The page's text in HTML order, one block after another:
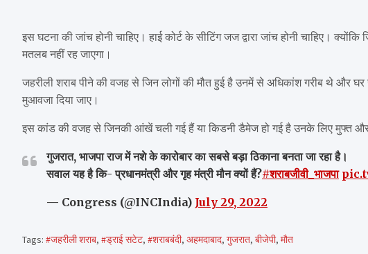
इस घटना की जांच होनी चाहिए। हाई कोर्ट के सीटिंग जज द्वारा जांच होनी चाहिए।
मतलब नहीं रह जाएगा।
जहरीली शराब पीने की वजह से जिन लोगों की मौत हुई है उनमें से अधिकांश गरीब थे और घर
मुआवजा दिया जाए।
इस कांड की वजह से जिनकी आंखें चली गई हैं या किडनी डैमेज हो गई है उनके लिए मुफ्त और
गुजरात, भाजपा राज में नशे के कारोबार का सबसे बड़ा ठिकाना बनता जा रहा है।
सवाल यह है कि- प्रधानमंत्री और गृह मंत्री मौन क्यों हैं?#शराबजीवी_भाजपा
— Congress (@INCIndia) July 29, 2022
Tags: #जहरीली शराब, #ड्राई सटेट, #शराबबंदी, अहमदाबाद, गुजरात, बीजेपी, मौत